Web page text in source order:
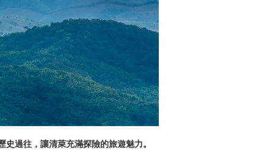
過往，讓清萊充滿探險的旅遊魅力。